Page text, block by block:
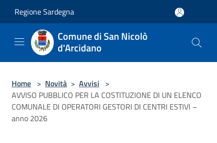
Regione Sardegna
Comune di San Nicolò
d'Arcidano
Home > Novità > Avvisi >
AVVISO PUBBLICO PER LA COSTITUZIONE DI UN ELENCO
COMUNALE DI OPERATORI GESTORI DI CENTRI ESTIVI –
anno 2026